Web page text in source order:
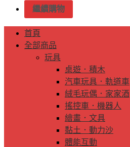
繼續購物
首頁
全部商品
玩具
桌遊．積木
汽車玩具．軌道車
絨毛玩偶．家家酒
搖控車．機器人
繪畫．文具
黏土．動力沙
體能互動